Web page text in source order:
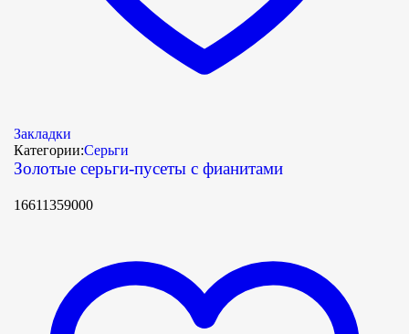
Закладки
Категории:Серьги
Золотые серьги-пусеты с фианитами
16611359000